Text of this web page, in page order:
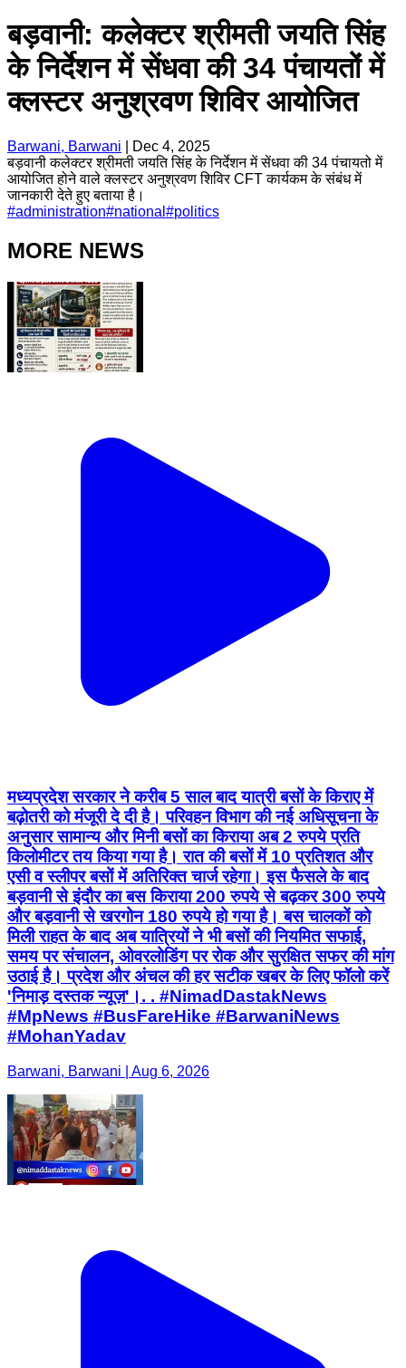
बड़वानी: कलेक्टर श्रीमती जयति सिंह
के निर्देशन में सेंधवा की 34 पंचायतों में
क्लस्टर अनुश्रवण शिविर आयोजित
Barwani, Barwani
Dec 4, 2025
बड़वानी कलेक्टर श्रीमती जयति सिंह के निर्देशन में सेंधवा की 34 पंचायतो में
आयोजित होने वाले क्लस्टर अनुश्रवण शिविर CFT कार्यकम के संबंध में
जानकारी देते हुए बताया है।
#administration#national #politics
MORE NEWS
मध्यप्रदेश सरकार ने करीब 5 साल बाद यात्री बसों के किराए में
बढ़ोतरी को मंजूरी दे दी है। परिवहन विभाग की नई अधिसूचना के
अनुसार सामान्य और मिनी बसों का किराया अब 2 रुपये प्रति
किलोमीटर तय किया गया है। रात की बसों में 10 प्रतिशत और
एसी व स्लीपर बसों में अतिरिक्त चार्ज रहेगा। इस फैसले के बाद
बड़वानी से इंदौर का बस किराया 200 रुपये से बढ़कर 300 रुपये
और बड़वानी से खरगोन 180 रुपये हो गया है। बस चालकों को
मिली राहत के बाद अब यात्रियों ने भी बसों की नियमित सफाई,
समय पर संचालन, ओवरलोडिंग पर रोक और सुरक्षित सफर की मांग
उठाई है। प्रदेश और अंचल की हर सटीक खबर के लिए फॉलो करें
'निमाड़ दस्तक न्यूज़'। ​. . #NimadDastakNews
#MpNews #BusFareHike #BarwaniNews
#MohanYadav
Barwani, Barwani | Aug 6, 2026